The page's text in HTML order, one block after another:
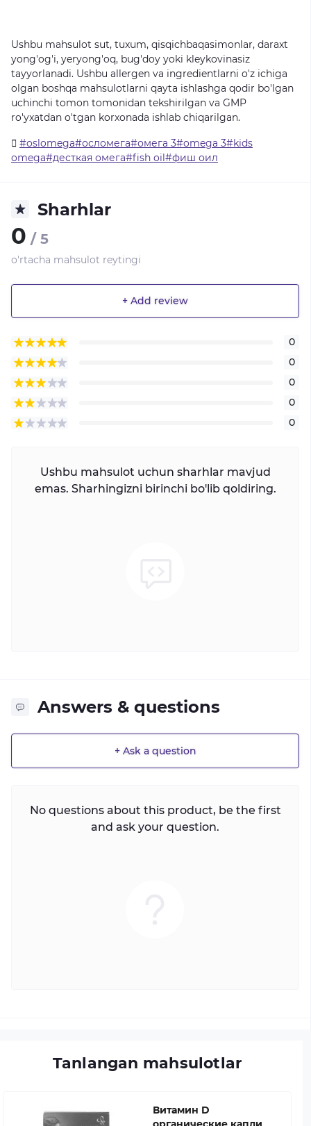
Ushbu mahsulot sut, tuxum, qisqichbaqasimonlar, daraxt
yong'og'i, yeryong'oq, bug'doy yoki kleykovinasiz
tayyorlanadi. Ushbu allergen va ingredientlarni o'z ichiga
olgan boshqa mahsulotlarni qayta ishlashga qodir bo'lgan
uchinchi tomon tomonidan tekshirilgan va GMP
ro'yxatdan o'tgan korxonada ishlab chiqarilgan.
#oslomega#осломега#омега 3#omega 3#kids
omega#десткая омега#fish oil#фиш оил
Sharhlar
0 / 5
o'rtacha mahsulot reytingi
+ Add review
0
0
0
0
0
Ushbu mahsulot uchun sharhlar mavjud
emas. Sharhingizni birinchi bo'lib qoldiring.
Answers & questions
+ Ask a question
No questions about this product, be the first
and ask your question.
Tanlangan mahsulotlar
Витамин D